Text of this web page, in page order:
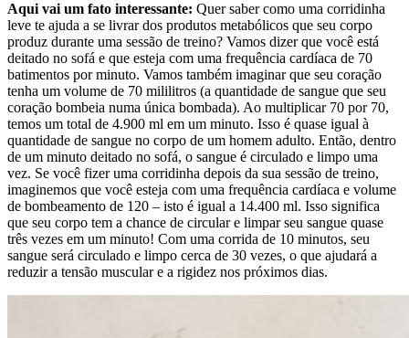
Aqui vai um fato interessante: Quer saber como uma corridinha
leve te ajuda a se livrar dos produtos metabólicos que seu corpo
produz durante uma sessão de treino? Vamos dizer que você está
deitado no sofá e que esteja com uma frequência cardíaca de 70
batimentos por minuto. Vamos também imaginar que seu coração
tenha um volume de 70 mililitros (a quantidade de sangue que seu
coração bombeia numa única bombada). Ao multiplicar 70 por 70,
temos um total de 4.900 ml em um minuto. Isso é quase igual à
quantidade de sangue no corpo de um homem adulto. Então, dentro
de um minuto deitado no sofá, o sangue é circulado e limpo uma
vez. Se você fizer uma corridinha depois da sua sessão de treino,
imaginemos que você esteja com uma frequência cardíaca e volume
de bombeamento de 120 – isto é igual a 14.400 ml. Isso significa
que seu corpo tem a chance de circular e limpar seu sangue quase
três vezes em um minuto! Com uma corrida de 10 minutos, seu
sangue será circulado e limpo cerca de 30 vezes, o que ajudará a
reduzir a tensão muscular e a rigidez nos próximos dias.